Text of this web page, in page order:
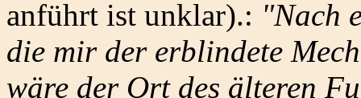
anführt ist unklar).: "Nach
die mir der erblindete
wäre der Ort des älteren